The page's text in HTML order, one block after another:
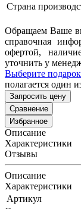
Страна
Обращаем Ваше
справочная
офертой,
уточнить у
Выберите подарок
полагается один
Запросить цену
Сравнение
Избранное
Описание
Характеристики
Отзывы
Описание
Характеристики
Артикул